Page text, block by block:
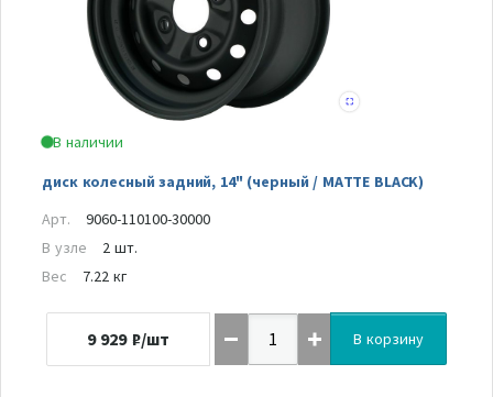
В наличии
диск колесный задний, 14" (черный / MATTE BLACK)
Арт.
9060-110100-30000
В узле
2 шт.
Вес
7.22 кг
9 929 ₽/шт В корзину